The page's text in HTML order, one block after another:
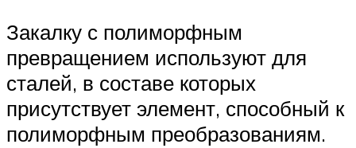
Закалку с полиморфным
превращением используют для
сталей, в составе которых
присутствует элемент, способный к
полиморфным преобразованиям.